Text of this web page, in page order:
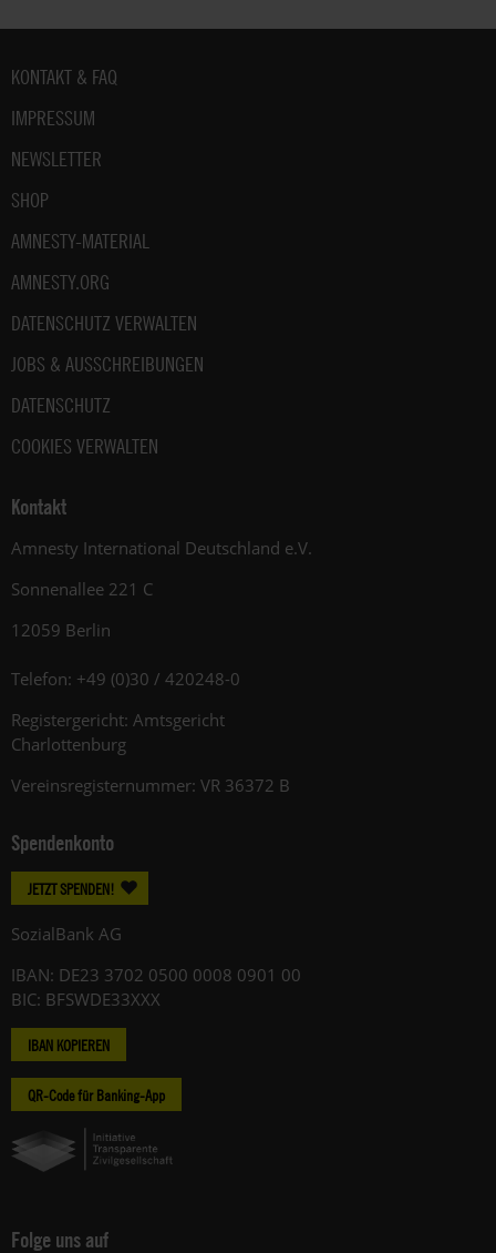
Fußbereich
KONTAKT & FAQ
IMPRESSUM
NEWSLETTER
SHOP
AMNESTY-MATERIAL
AMNESTY.ORG
DATENSCHUTZ VERWALTEN
JOBS & AUSSCHREIBUNGEN
DATENSCHUTZ
COOKIES VERWALTEN
Kontakt
Amnesty International Deutschland e.V.
Sonnenallee 221 C
12059 Berlin
Telefon: +49 (0)30 / 420248-0
Registergericht: Amtsgericht
Charlottenburg
Vereinsregisternummer: VR 36372 B
Spendenkonto
JETZT SPENDEN!
SozialBank AG
IBAN: DE23 3702 0500 0008 0901 00
BIC: BFSWDE33XXX
IBAN KOPIEREN
QR-Code für Banking-App
Folge uns auf